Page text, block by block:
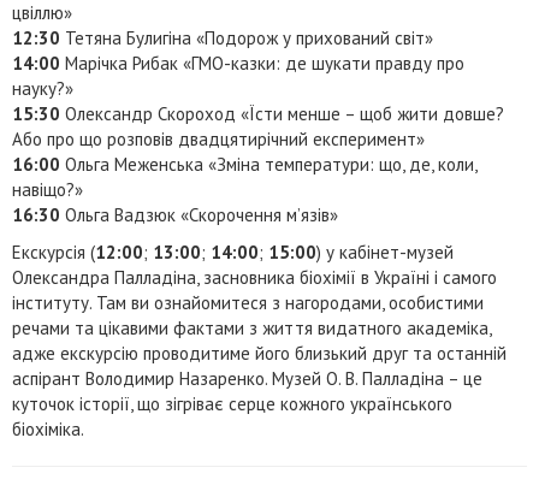
цвіллю»
12:30 Тетяна Булигіна «Подорож у прихований світ»
14:00 Марічка Рибак «ГМО-казки: де шукати правду про
науку?»
15:30 Олександр Скороход «Їсти менше – щоб жити довше?
Або про що розповів двадцятирічний експеримент»
16:00 Ольга Меженська «Зміна температури: що, де, коли,
навіщо?»
16:30 Ольга Вадзюк «Скорочення м’язів»
Екскурсія (12:00; 13:00; 14:00; 15:00) у кабінет-музей
Олександра Палладіна, засновника біохімії в Україні і самого
інституту. Там ви ознайомитеся з нагородами, особистими
речами та цікавими фактами з життя видатного академіка,
адже екскурсію проводитиме його близький друг та останній
аспірант Володимир Назаренко. Музей О. В. Палладіна – це
куточок історії, що зігріває серце кожного українського
біохіміка.